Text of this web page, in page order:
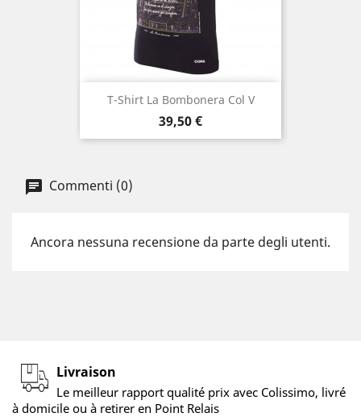
T-Shirt La Bombonera Col V
Prezzo
39,50 €
Commenti (0)
Ancora nessuna recensione da parte degli utenti.
Livraison
Le meilleur rapport qualité prix avec Colissimo, livré
à domicile ou à retirer en Point Relais